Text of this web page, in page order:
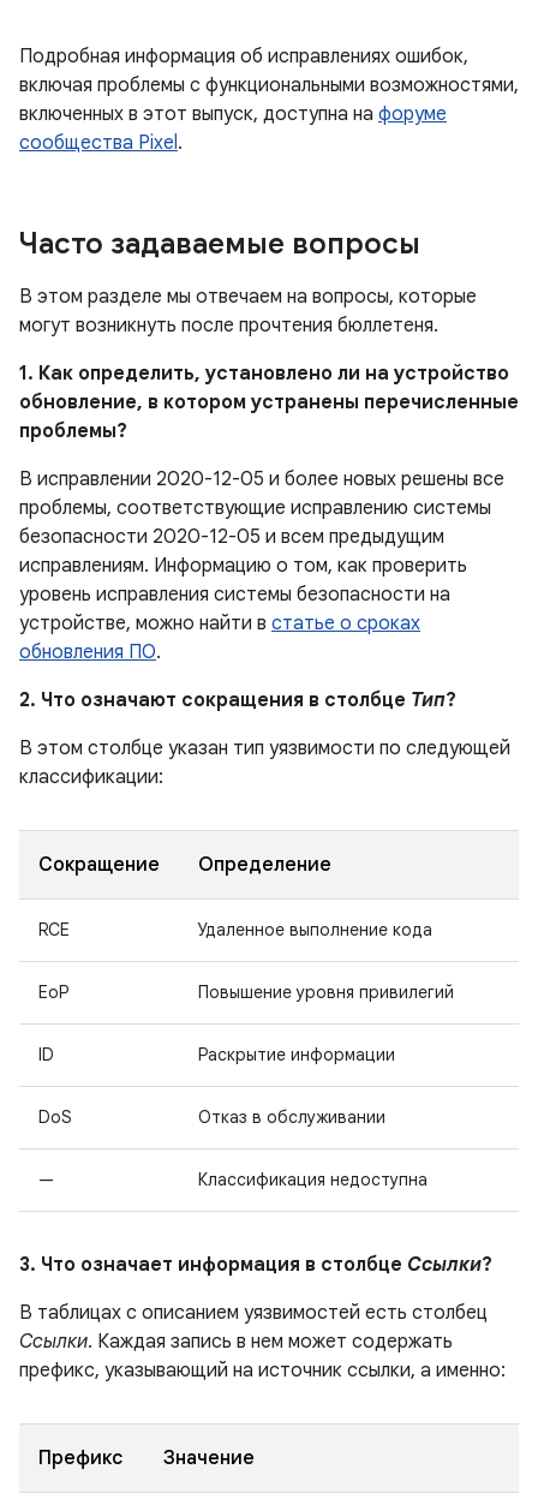
Подробная информация об исправлениях ошибок,
включая проблемы с функциональными возможностями,
включенных в этот выпуск, доступна на форуме
сообщества Pixel.
Часто задаваемые вопросы
В этом разделе мы отвечаем на вопросы, которые
могут возникнуть после прочтения бюллетеня.
1. Как определить, установлено ли на устройство
обновление, в котором устранены перечисленные
проблемы?
В исправлении 2020-12-05 и более новых решены все
проблемы, соответствующие исправлению системы
безопасности 2020-12-05 и всем предыдущим
исправлениям. Информацию о том, как проверить
уровень исправления системы безопасности на
устройстве, можно найти в статье о сроках
обновления ПО.
2. Что означают сокращения в столбце Тип?
В этом столбце указан тип уязвимости по следующей
классификации:
Сокращение Определение
RCE Удаленное выполнение кода
EoP Повышение уровня привилегий
ID Раскрытие информации
DoS Отказ в обслуживании
— Классификация недоступна
3. Что означает информация в столбце Ссылки?
В таблицах с описанием уязвимостей есть столбец
Ссылки. Каждая запись в нем может содержать
префикс, указывающий на источник ссылки, а именно:
Префикс Значение